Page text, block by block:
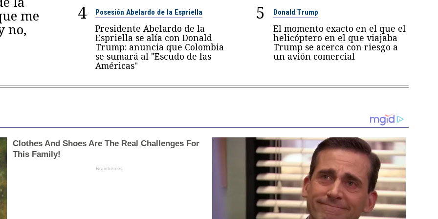
me
no,
4 Posesión Abelardo de la Espriella
Presidente Abelardo de la
Espriella se alía con Donald
Trump: anuncia que Colombia
se sumará al "Escudo de las
Américas"
5 Donald Trump
El momento exacto en el que el
helicóptero en el que viajaba
Trump se acerca con riesgo a
un avión comercial